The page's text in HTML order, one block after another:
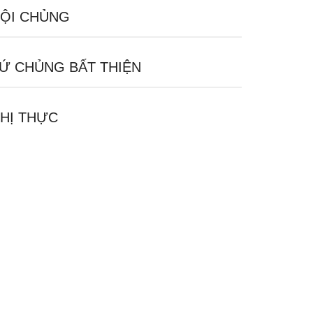
CHỦNG
CHỦNG BẤT THIỆN
THỰC